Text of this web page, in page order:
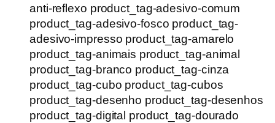
anti-reflexo product_tag-adesivo-comum
product_tag-adesivo-fosco product_tag-
adesivo-impresso product_tag-amarelo
product_tag-animais product_tag-animal
product_tag-branco product_tag-cinza
product_tag-cubo product_tag-cubos
product_tag-desenho product_tag-desenhos
product_tag-digital product_tag-dourado